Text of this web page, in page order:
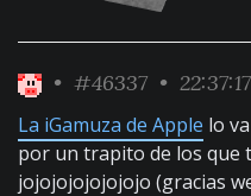
• #46337 •
La iGamuza de Apple lo
por un trapito de los que
jojojojojojojojo (gracias